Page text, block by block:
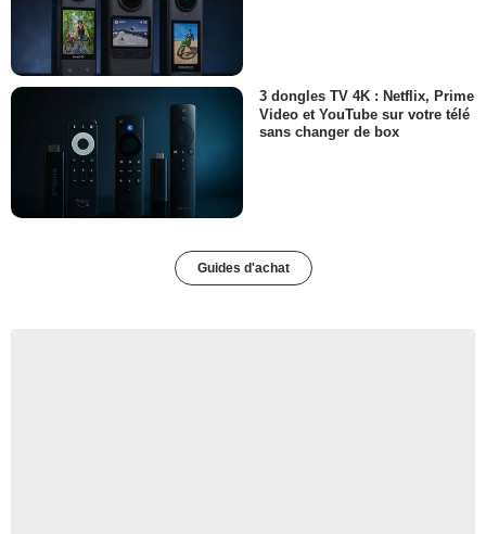
3 dongles TV 4K : Netflix, Prime
Video et YouTube sur votre télé
sans changer de box
Guides d'achat